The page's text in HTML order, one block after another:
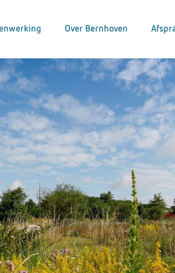
Over Bernhoven